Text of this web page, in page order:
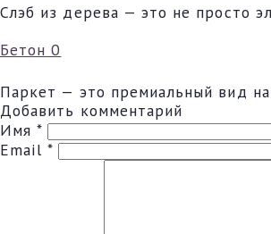
Слэб из дерева — это не просто
Бетон 0
Паркет — это премиальный вид
Добавить комментарий
Имя*
Email*